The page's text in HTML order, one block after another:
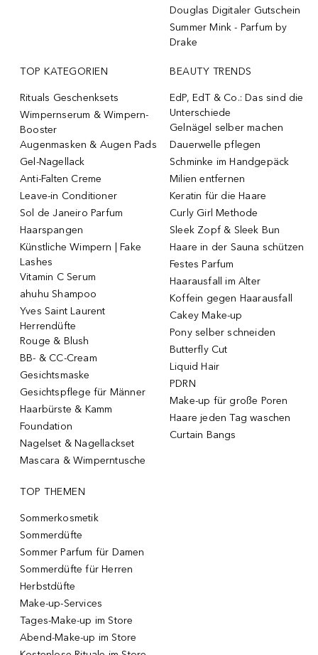
Douglas Digitaler Gutschein
Summer Mink - Parfum by
Drake
TOP KATEGORIEN
Rituals Geschenksets
Wimpernserum & Wimpern-
Booster
Augenmasken & Augen Pads
Gel-Nagellack
Anti-Falten Creme
Leave-in Conditioner
Sol de Janeiro Parfum
Haarspangen
Künstliche Wimpern | Fake
Lashes
Vitamin C Serum
ahuhu Shampoo
Yves Saint Laurent
Herrendüfte
Rouge & Blush
BB- & CC-Cream
Gesichtsmaske
Gesichtspflege für Männer
Haarbürste & Kamm
Foundation
Nagelset & Nagellackset
Mascara & Wimperntusche
BEAUTY TRENDS
EdP, EdT & Co.: Das sind die
Unterschiede
Gelnägel selber machen
Dauerwelle pflegen
Schminke im Handgepäck
Milien entfernen
Keratin für die Haare
Curly Girl Methode
Sleek Zopf & Sleek Bun
Haare in der Sauna schützen
Festes Parfum
Haarausfall im Alter
Koffein gegen Haarausfall
Cakey Make-up
Pony selber schneiden
Butterfly Cut
Liquid Hair
PDRN
Make-up für große Poren
Haare jeden Tag waschen
Curtain Bangs
TOP THEMEN
Sommerkosmetik
Sommerdüfte
Sommer Parfum für Damen
Sommerdüfte für Herren
Herbstdüfte
Make-up-Services
Tages-Make-up im Store
Abend-Make-up im Store